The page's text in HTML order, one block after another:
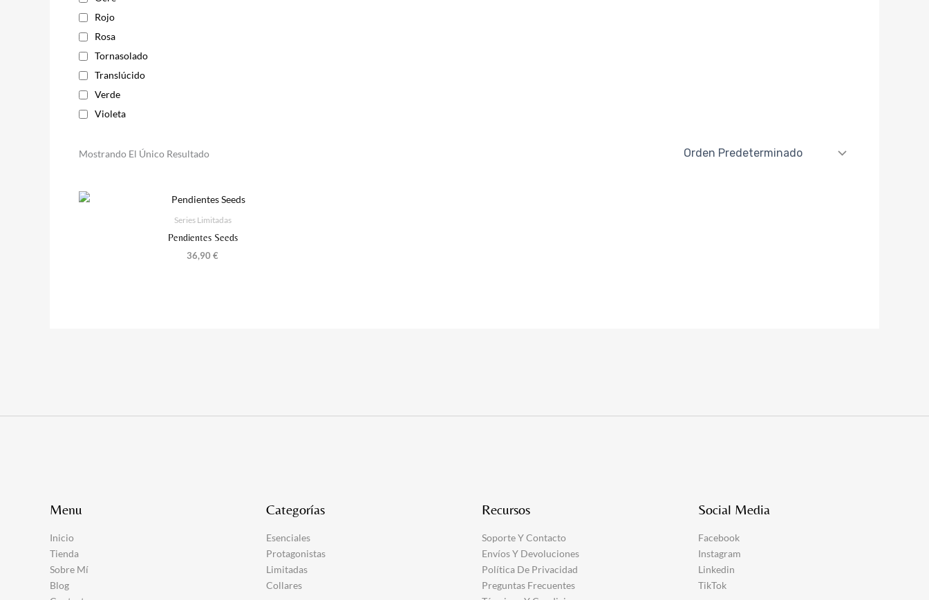
Rojo
Rosa
Tornasolado
Translúcido
Verde
Violeta
Mostrando El Único Resultado
Series Limitadas
Pendientes Seeds
36,90€
Menu
Inicio
Tienda
Sobre Mí
Blog
Categorías
Esenciales
Protagonistas
Limitadas
Collares
Recursos
Soporte Y Contacto
Envíos Y Devoluciones
Política De Privacidad
Preguntas Frecuentes
Social Media
Facebook
Instagram
Linkedin
TikTok